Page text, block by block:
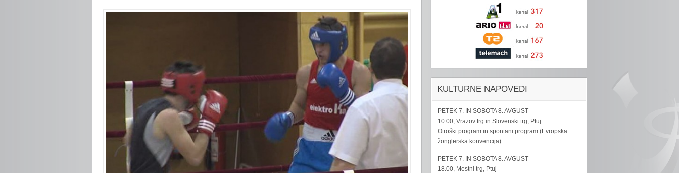
KULTURNE NAPOVEDI
PETEK 7. IN SOBOTA 8. AVGUST
10.00, Vrazov trg in Slovenski trg, Ptuj
Otroški program in spontani program (Evropska
žonglerska konvencija)
PETEK 7. IN SOBOTA 8. AVGUST
18.00, Mestni trg, Ptuj